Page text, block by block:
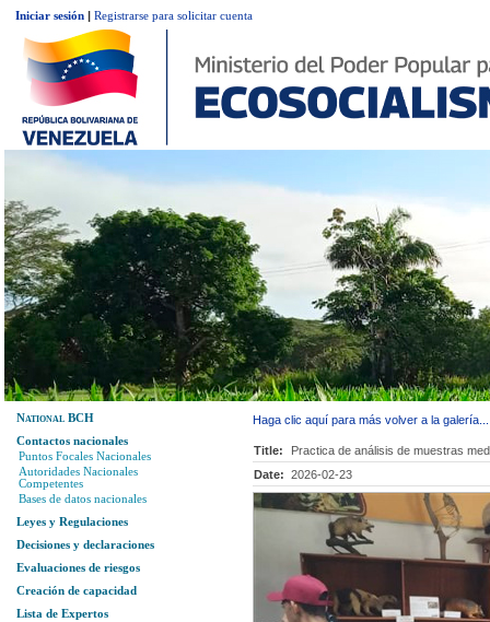
Iniciar sesión | Registrarse para solicitar cuenta
National BCH
Contactos nacionales
Puntos Focales Nacionales
Autoridades Nacionales
Competentes
Bases de datos nacionales
Leyes y Regulaciones
Decisiones y declaraciones
Evaluaciones de riesgos
Creación de capacidad
Lista de Expertos
Haga clic aquí para más volver a la galería...
Title:
Practica de análisis de muestras
Date: 2026-02-23